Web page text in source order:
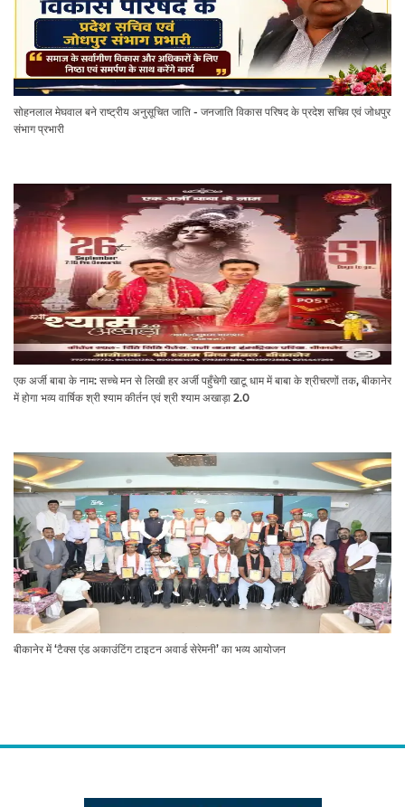
सोहनलाल मेघवाल बने राष्ट्रीय अनुसूचित जाति - जनजाति विकास परिषद के प्रदेश सचिव एवं जोधपुर
संभाग प्रभारी
एक अर्जी बाबा के नाम: सच्चे मन से लिखी हर अर्जी पहुँचेगी खाटू धाम में बाबा के श्रीचरणों तक, बीकानेर
में होगा भव्य वार्षिक श्री श्याम कीर्तन एवं श्री श्याम अखाड़ा 2.0
बीकानेर में ‘टैक्स एंड अकाउंटिंग टाइटन अवार्ड सेरेमनी’ का भव्य आयोजन